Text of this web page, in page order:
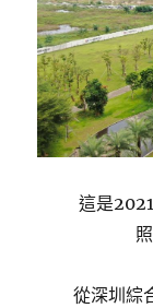
這是2021
從深圳綜